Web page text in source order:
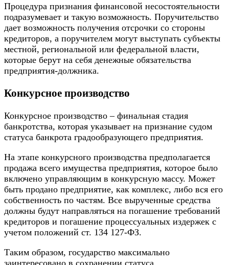
Процедура признания финансовой несостоятельности
подразумевает и такую возможность. Поручительство
дает возможность получения отсрочки со стороны
кредиторов, а поручителем могут выступать субъекты
местной, региональной или федеральной власти,
которые берут на себя денежные обязательства
предприятия-должника.
Конкурсное производство
Конкурсное производство – финальная стадия
банкротства, которая указывает на признание судом
статуса банкрота градообразующего предприятия.
На этапе конкурсного производства предполагается
продажа всего имущества предприятия, которое было
включено управляющим в конкурсную массу. Может
быть продано предприятие, как комплекс, либо вся его
собственность по частям. Все вырученные средства
должны будут направляться на погашение требований
кредиторов и погашение процессуальных издержек с
учетом положений ст. 134 127-ФЗ.
Таким образом, государство максимально
заинтересовано в сохранении статуса